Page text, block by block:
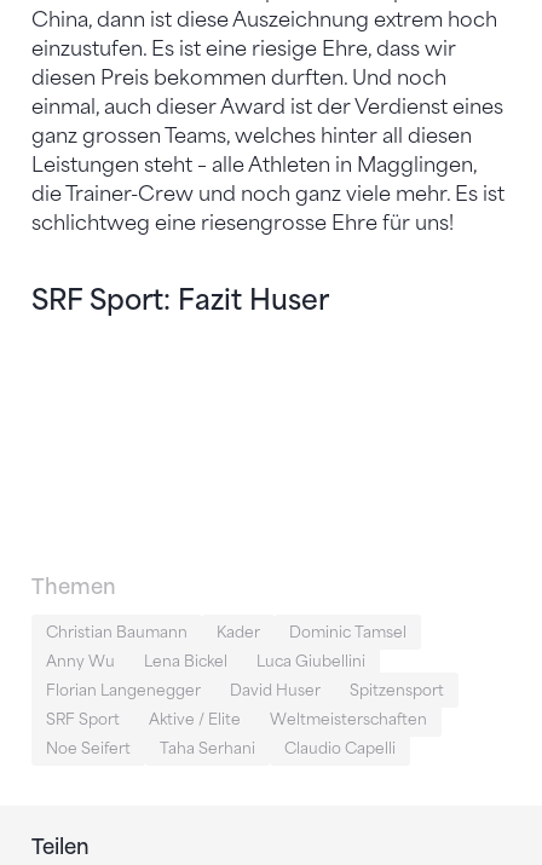
China, dann ist diese Auszeichnung extrem hoch
einzustufen. Es ist eine riesige Ehre, dass wir
diesen Preis bekommen durften. Und noch
einmal, auch dieser Award ist der Verdienst eines
ganz grossen Teams, welches hinter all diesen
Leistungen steht – alle Athleten in Magglingen,
die Trainer-Crew und noch ganz viele mehr. Es ist
schlichtweg eine riesengrosse Ehre für uns!
SRF Sport: Fazit Huser
Themen
Christian Baumann Kader
Dominic Tamsel
Anny Wu
Lena Bickel
Luca Giubellini
Florian Langenegger
David Huser
Spitzensport
SRF Sport
Aktive / Elite
Weltmeisterschaften
Noe Seifert
Taha Serhani Claudio Capelli
Teilen